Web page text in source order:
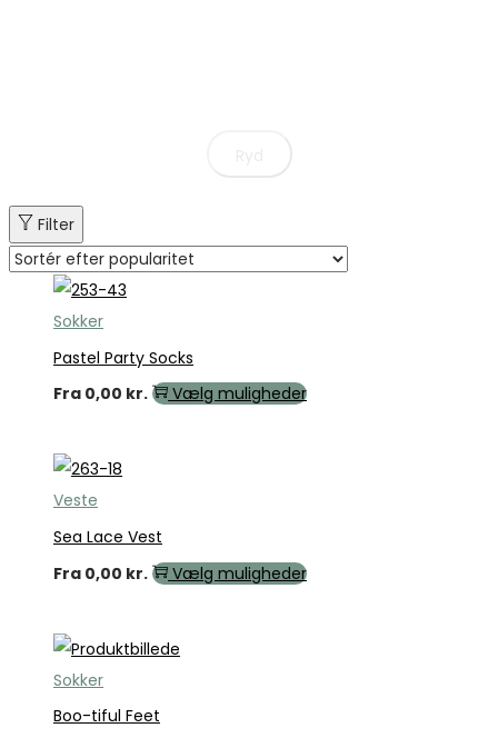
Filter
Sokker
Pastel Party Socks
Fra 0,00 kr. Vælg muligheder
Veste
Sea Lace Vest
Fra 0,00 kr. Vælg muligheder
Sokker
Boo-tiful Feet